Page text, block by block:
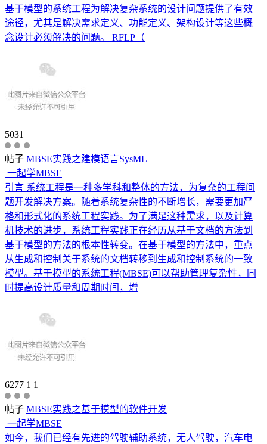
基于模型的系统工程为解决复杂系统的设计问题提供了有效
途径，尤其是解决需求定义、功能定义、架构设计等这些概
念设计必须解决的问题。 RFLP（
5031
帖子 MBSE实践之建模语言SysML
一起学MBSE
引言 系统工程是一种多学科和整体的方法，为复杂的工程问
题开发解决方案。随着系统复杂性的不断增长，需要更加严
格和形式化的系统工程实践。为了满足这种需求，以及计算
机技术的进步，系统工程实践正在经历从基于文档的方法到
基于模型的方法的根本性转变。在基于模型的方法中，重点
从生成和控制关于系统的文档转移到生成和控制系统的一致
模型。基于模型的系统工程(MBSE)可以帮助管理复杂性，同
时提高设计质量和周期时间，增
6277 1 1
帖子 MBSE实践之基于模型的软件开发
一起学MBSE
如今，我们已经有先进的驾驶辅助系统，无人驾驶，汽车电